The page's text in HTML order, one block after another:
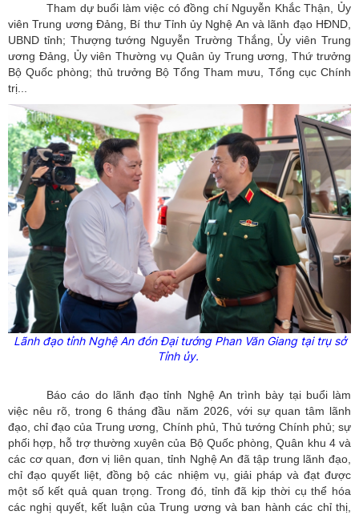
Tham dự buổi làm việc có đồng chí Nguyễn Khắc Thận, Ủy
viên Trung ương Đảng, Bí thư Tỉnh ủy Nghệ An và lãnh đạo HĐND,
UBND tỉnh; Thượng tướng Nguyễn Trường Thắng, Ủy viên Trung
ương Đảng, Ủy viên Thường vụ Quân ủy Trung ương, Thứ trưởng
Bộ Quốc phòng; thủ trưởng Bộ Tổng Tham mưu, Tổng cục Chính
trị...
Lãnh đạo tỉnh Nghệ An đón Đại tướng Phan Văn Giang tại trụ sở
Tỉnh ủy.
Báo cáo do lãnh đạo tỉnh Nghệ An trình bày tại buổi làm
việc nêu rõ, trong 6 tháng đầu năm 2026, với sự quan tâm lãnh
đạo, chỉ đạo của Trung ương, Chính phủ, Thủ tướng Chính phủ; sự
phối hợp, hỗ trợ thường xuyên của Bộ Quốc phòng, Quân khu 4 và
các cơ quan, đơn vị liên quan, tỉnh Nghệ An đã tập trung lãnh đạo,
chỉ đạo quyết liệt, đồng bộ các nhiệm vụ, giải pháp và đạt được
một số kết quả quan trọng. Trong đó, tỉnh đã kịp thời cụ thể hóa
các nghị quyết, kết luận của Trung ương và ban hành các chỉ thị,